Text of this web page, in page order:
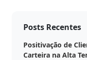
Posts Recentes
Positivação de
Carteira na Alta